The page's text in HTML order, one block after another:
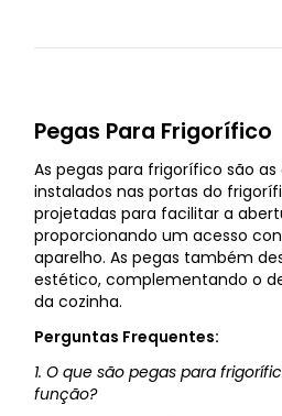
Pegas Para Frigorífico
As pegas para frigorífico são
instalados nas portas do
projetadas para facilitar a
proporcionando um acesso
aparelho. As pegas também
estético, complementando o
da cozinha.
Perguntas Frequentes:
1. O que são pegas para
função?